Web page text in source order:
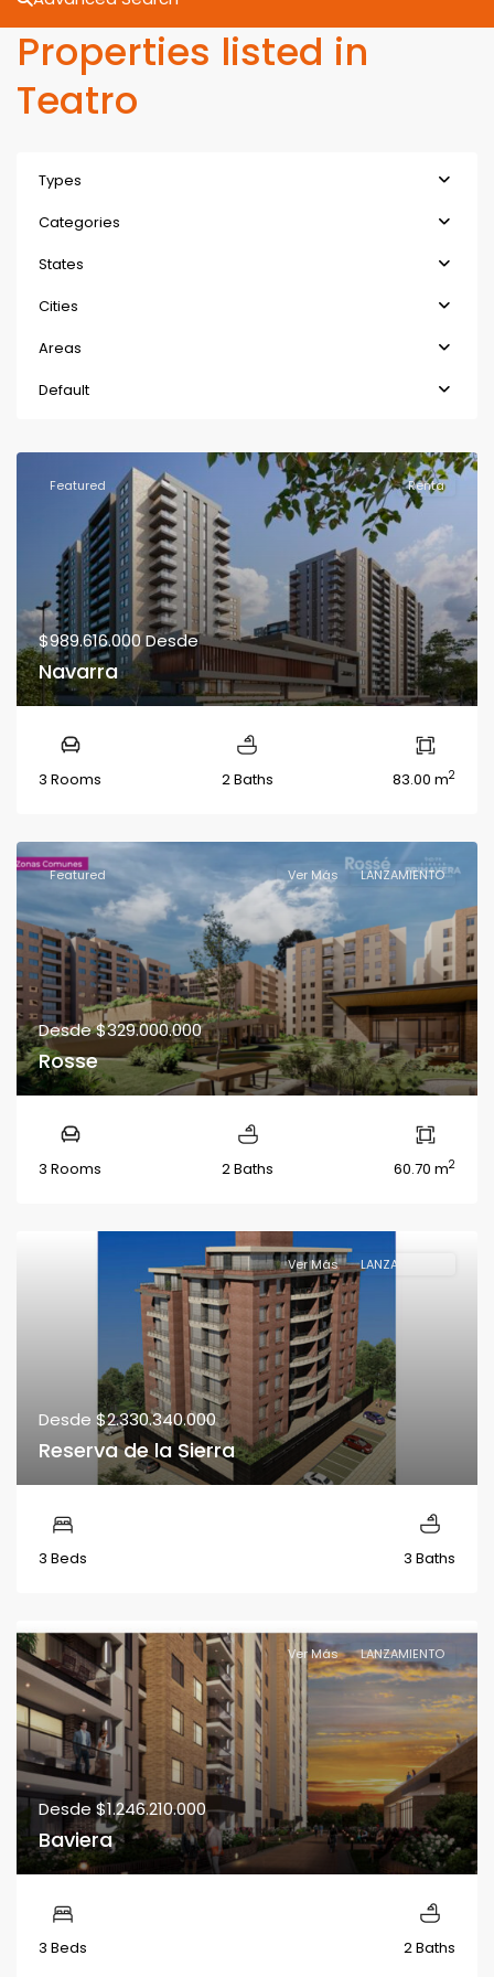
Properties listed in
Teatro
Types
Categories
States
Cities
Areas
Default
Featured Renta
$989.616.000Desde
Navarra
3 Rooms 2 Baths 83.00 m2
Featured Ver Más LANZAMIENTO
Desde$329.000.000
Rosse
3 Rooms 2 Baths 60.70 m2
Ver Más LANZAMIENTO
Desde $2.330.340.000
Reserva de la Sierra
3 Beds 3 Baths
Ver Más LANZAMIENTO
Desde $1.246.210.000
Baviera
3 Beds 2 Baths